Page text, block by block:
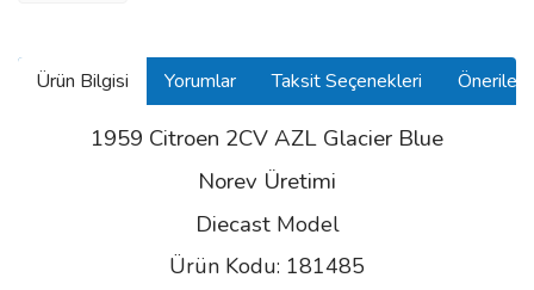
Ürün Bilgisi Yorumlar Taksit Seçenekleri
1959 Citroen 2CV AZL Glacier Blue
Norev Üretimi
Diecast Model
Ürün Kodu: 181485